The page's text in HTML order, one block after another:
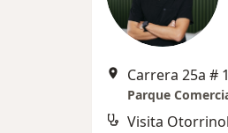
Visita